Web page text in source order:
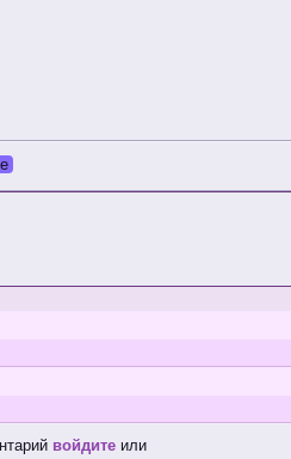
войдите или